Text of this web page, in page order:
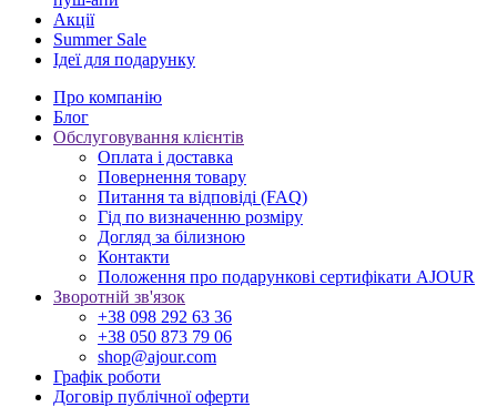
Акції
Summer Sale
Ідеї для подарунку
Про компанію
Блог
Обслуговування клієнтів
Оплата і доставка
Повернення товару
Питання та відповіді (FAQ)
Гід по визначенню розміру
Догляд за білизною
Контакти
Положення про подарункові сертифікати AJOUR
Зворотній зв'язок
+38 098 292 63 36
+38 050 873 79 06
shop@ajour.com
Графік роботи
Договір публічної оферти